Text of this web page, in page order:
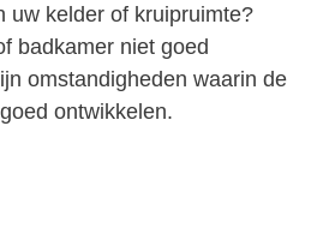
uw kelder of kruipruimte?
badkamer niet goed
omstandigheden waarin de
ontwikkelen.